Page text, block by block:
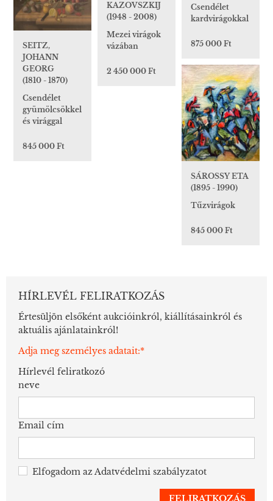
Csendélet
kardvirágokkal
875 000 Ft
KAZOVSZKIJ
(1948 - 2008)
Mezei virágok
vázában
2 450 000 Ft
SEITZ,
JOHANN
GEORG
(1810 - 1870)
Csendélet
gyümölcsökkel
és virággal
845 000 Ft
SÁROSSY ETA
(1895 - 1990)
Tűzvirágok
845 000 Ft
HÍRLEVÉL FELIRATKOZÁS
Értesüljön elsőként aukcióinkról, kiállításainkról és
aktuális ajánlatainkról!
Adja meg személyes adatait:*
Hírlevél feliratkozó
neve
Email cím
Elfogadom azAdatvédelmi szabályzatot